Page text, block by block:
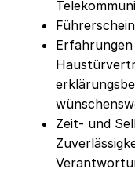
Zeit- und